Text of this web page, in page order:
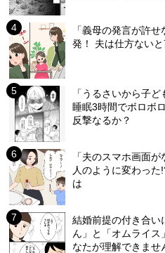
「義母の発言が許
発！ 夫は仕方ない
「うるさいから子
睡眠3時間でボロボ
反撃なるか？
「夫のスマホ画面
人のように変わっ
は
結婚前提の付き合
ん」と「オムライ
なたが理解できませ